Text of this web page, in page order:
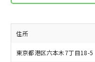
住所
東京都港区六本木7丁目18-5